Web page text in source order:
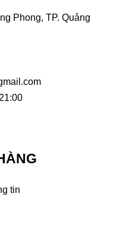
Phong, TP. Quảng
tin